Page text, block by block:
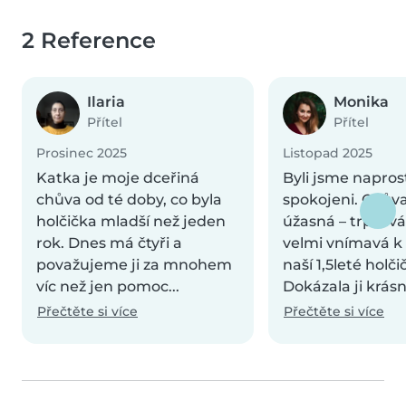
2 Reference
Ilaria
Přítel
Prosinec 2025
Katka je moje dceřiná
chůva od té doby, co byla
holčička mladší než jeden
rok. Dnes má čtyři a
považujeme ji za mnohem
víc než jen pomoc...
Přečtěte si více
Monika
Přítel
Listopad 2025
Byli jsme
spokojeni.
úžasná –
velmi vnímavá
naší 1,5leté
Dokázala ji
Přečtěte si více